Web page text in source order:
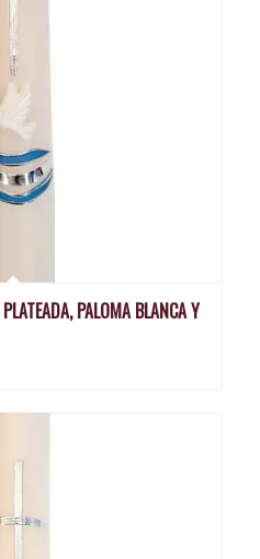
PALOMA BLANCA Y